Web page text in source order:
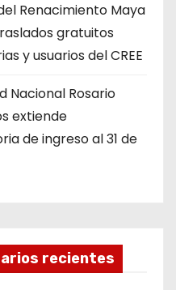
Renacimiento Maya
gratuitos
y usuarios del CREE
Nacional Rosario
extiende
de ingreso al 31 de
recientes